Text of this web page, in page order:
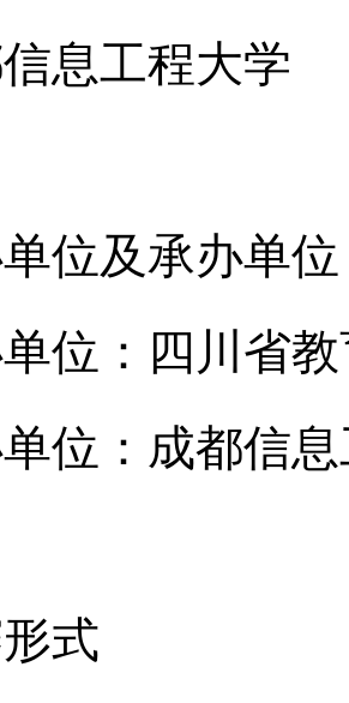
工程大学
及承办单位
：四川省教
：成都信息
式